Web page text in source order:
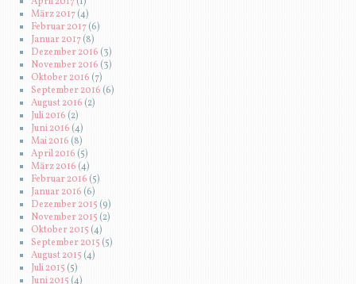
März 2017(4)
Februar 2017(6)
Januar 2017(8)
Dezember 2016 (3)
November 2016 (3)
Oktober 2016(7)
September 2016 (6)
August 2016 (2)
Juli 2016(2)
Juni 2016 (4)
Mai 2016 (8)
April 2016(5)
März 2016 (4)
Februar 2016 (5)
Januar 2016 (6)
Dezember 2015 (9)
November 2015 (2)
Oktober 2015 (4)
September 2015 (5)
August 2015 (4)
Juli 2015 (5)
Juni 2015 (4)